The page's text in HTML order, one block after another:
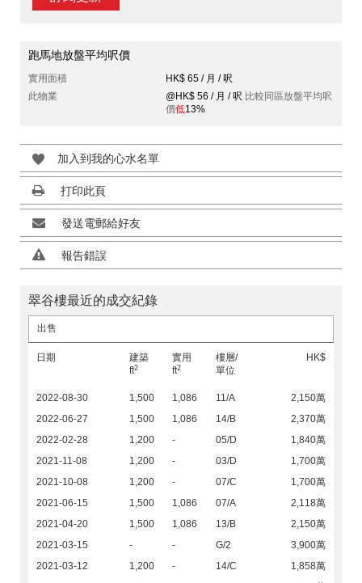
跑馬地放盤平均呎價
實用面積
HK$ 65 / 月 / 呎
此物業
@HK$ 56 / 月 / 呎 比較同區放盤平均呎
價低13%
加入到我的心水名單
打印此頁
發送電郵給好友
報告錯誤
翠谷樓最近的成交紀錄
出售
日期
建築
ft2
實用
ft2
樓層/
單位
HK$
2022-08-30 1,500 1,086 11/A
2,150萬
2022-06-27
1,500 1,086 14/B
2,370萬
2022-02-28
1,200 - 05/D
1,840萬
2021-11-08
1,200 - 03/D
1,700萬
2021-10-08
1,200 - 07/C
1,700萬
2021-06-15
1,500 1,086 07/A
2,118萬
2021-04-20
1,500 1,086 13/B
2,150萬
2021-03-15
- - G/2
3,900萬
2021-03-12
1,200 - 14/C
1,858萬